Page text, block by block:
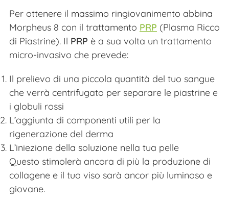
Per ottenere il massimo ringiovanimento abbina
Morpheus 8 con il trattamento PRP (Plasma Ricco
di Piastrine). Il PRP è a sua volta un trattamento
micro-invasivo che prevede:
Il prelievo di una piccola quantità del tuo sangue
che verrà centrifugato per separare le piastrine e
i globuli rossi
L’aggiunta di componenti utili per la
rigenerazione del derma
L’iniezione della soluzione nella tua pelle
Questo stimolerà ancora di più la produzione di
collagene e il tuo viso sarà ancor più luminoso e
giovane.